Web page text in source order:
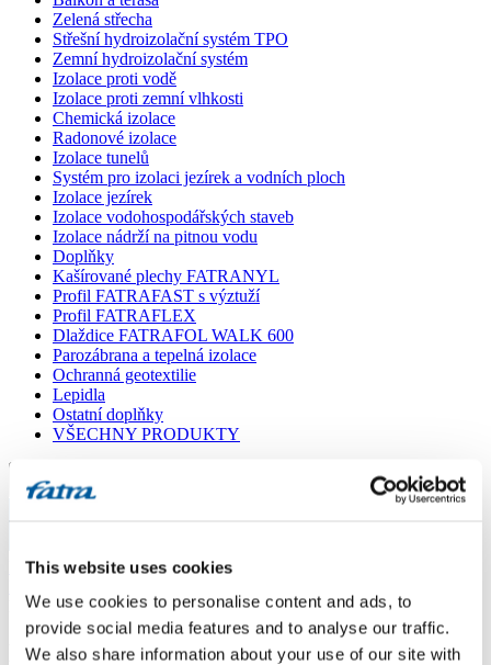
This website uses cookies
We use cookies to personalise content and ads, to
provide social media features and to analyse our traffic.
We also share information about your use of our site with
Zelená střecha
Střešní hydroizolační systém TPO
Zemní hydroizolační systém
Izolace proti vodě
Izolace proti zemní vlhkosti
Chemická izolace
Radonové izolace
Izolace tunelů
Systém pro izolaci jezírek a vodních ploch
Izolace jezírek
Izolace vodohospodářských staveb
Izolace nádrží na pitnou vodu
Doplňky
Kašírované plechy FATRANYL
Profil FATRAFAST s výztuží
Profil FATRAFLEX
Dlaždice FATRAFOL WALK 600
Parozábrana a tepelná izolace
Ochranná geotextilie
Lepidla
Ostatní doplňky
VŠECHNY PRODUKTY
Menu
Domů/
Dotaz 125
Dotaz 125